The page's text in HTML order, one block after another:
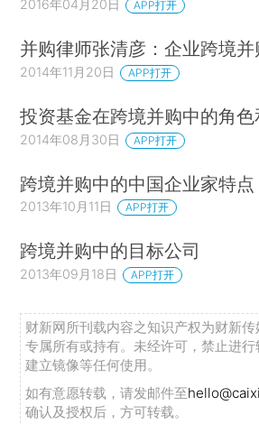
2016年04月20日 APP打开
并购律师张清彦：企业跨境
2014年11月20日 APP打开
投资基金在跨境并购中的角色
2014年08月30日 APP打开
跨境并购中的中国企业家特点
2013年10月11日 APP打开
跨境并购中的目标公司
2013年09月18日 APP打开
财新网所刊载内容之知识产权为财新
专属所有或持有。未经许可，禁止进
建立镜像等任何使用。
如有意愿转载，请发邮件至
确认及授权后，方可转载。